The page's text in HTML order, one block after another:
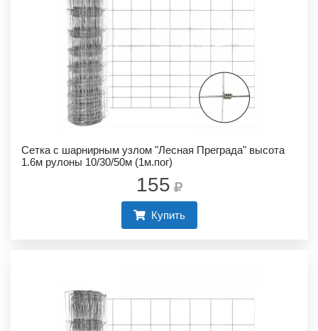
Сетка с шарнирным узлом "Лесная Преграда" высота
1.6м рулоны 10/30/50м (1м.пог)
155
Купить